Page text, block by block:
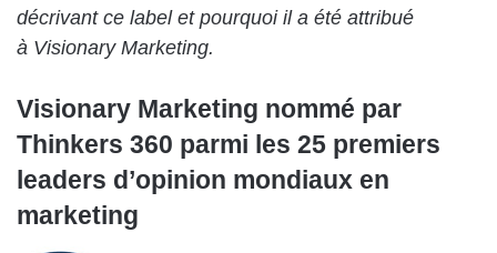
décrivant ce label et pourquoi il a été attribué
à Visionary Marketing.
Visionary Marketing nommé par
Thinkers 360 parmi les 25 premiers
leaders d’opinion mondiaux en
marketing